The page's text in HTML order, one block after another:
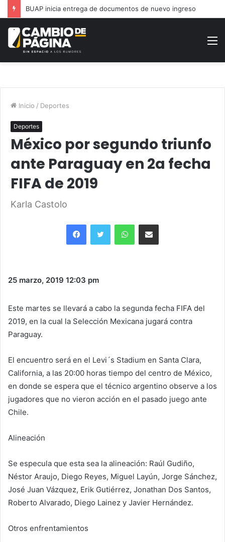
BUAP inicia entrega de documentos de nuevo ingreso
Inicio / Deportes
Deportes
México por segundo triunfo
ante Paraguay en 2a fecha
FIFA de 2019
Karla Castolo
FacebookTwitter WhatsAppShare via Email
25 marzo, 2019 12:03 pm
Este martes se llevará a cabo la segunda fecha FIFA del
2019, en la cual la Selección Mexicana jugará contra
Paraguay.
El encuentro será en el Levi´s Stadium en Santa Clara,
California, a las 20:00 horas tiempo del centro de México,
en donde se espera que el técnico argentino observe a los
jugadores que no vieron acción en el pasado juego ante
Chile.
Alineación
Se especula que esta sea la alineación: Raúl Gudiño,
Néstor Araujo, Diego Reyes, Miguel Layún, Jorge Sánchez,
José Juan Vázquez, Erik Gutiérrez, Jonathan Dos Santos,
Roberto Alvarado, Diego Lainez y Javier Hernández.
Otros enfrentamientos